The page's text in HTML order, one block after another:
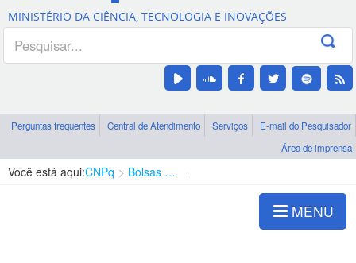
Canais
MINISTÉRIO DA CIÊNCIA, TECNOLOGIA E INOVAÇÕES
Perguntas frequentes Central de Atendimento Serviços
E-mail do Pesquisador
Área de imprensa
Você está aqui:CNPq Bolsas e Auxílios Vigentes
MENU